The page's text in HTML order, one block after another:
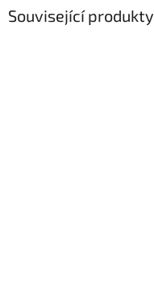
Související produkty